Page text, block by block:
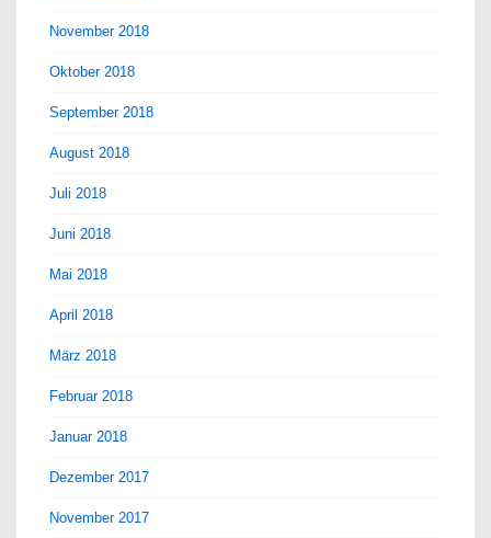
November 2018
Oktober 2018
September 2018
August 2018
Juli 2018
Juni 2018
Mai 2018
April 2018
März 2018
Februar 2018
Januar 2018
Dezember 2017
November 2017